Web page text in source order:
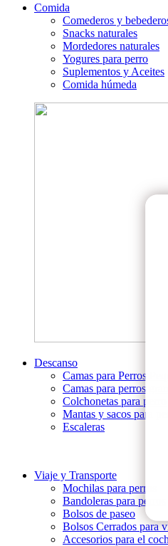
Comida
Comederos y
Snacks naturales
Mordedores naturales
Yogures para perro
Suplementos y Aceites
Comida húmeda
Descanso
Camas para Perros
Camas para perros
Colchonetas para perro
Mantas y sacos para
Escaleras
Viaje y Transporte
Mochilas para perros
Bandoleras para perros
Bolsos de paseo
Bolsos Cerrados para
Accesorios para el